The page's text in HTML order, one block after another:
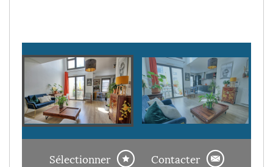
Sélectionner Contacter